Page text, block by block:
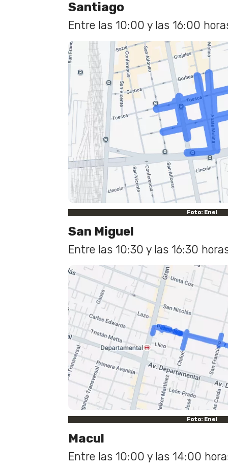
Santiago
Entre las 10:00 y las 16:00
Foto: Enel
San Miguel
Entre las 10:30 y las 16:30
Foto: Enel
Macul
Entre las 10:00 y las 14:00